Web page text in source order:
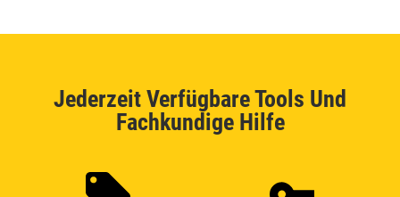
Jederzeit Verfügbare Tools Und
Fachkundige Hilfe